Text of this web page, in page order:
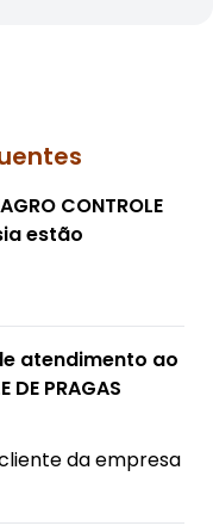
CONTROLE
estão
atendimento ao
DE PRAGAS
da empresa